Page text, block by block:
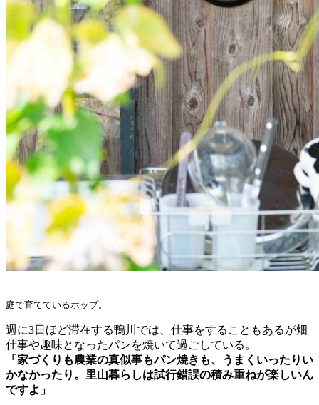
庭で育てているホップ。
週に3日ほど滞在する鴨川では、仕事をすることもあるが畑
仕事や趣味となったパンを焼いて過ごしている。
「家づくりも農業の真似事もパン焼きも、うまくいったりい
かなかったり。里山暮らしは試行錯誤の積み重ねが楽しいん
ですよ」